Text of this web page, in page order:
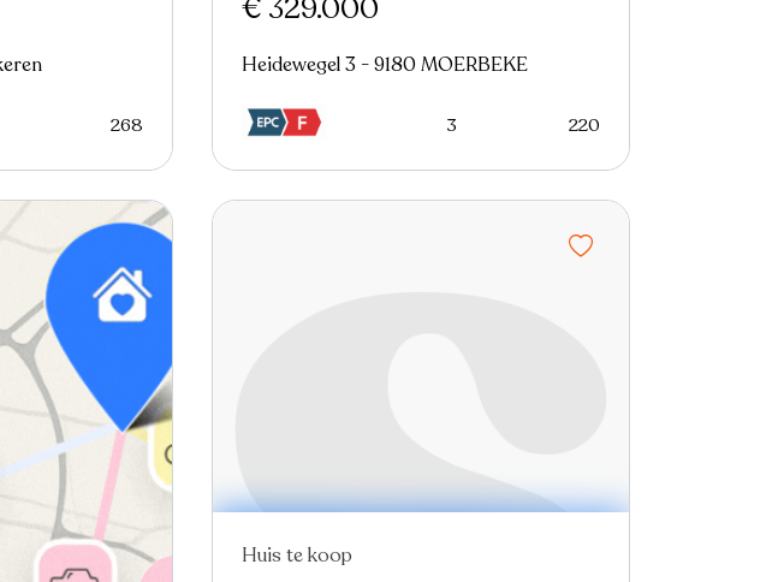
268
€ 329.000
Heidewegel 3 - 9180 MOERBEKE
3 220
Huis te koop